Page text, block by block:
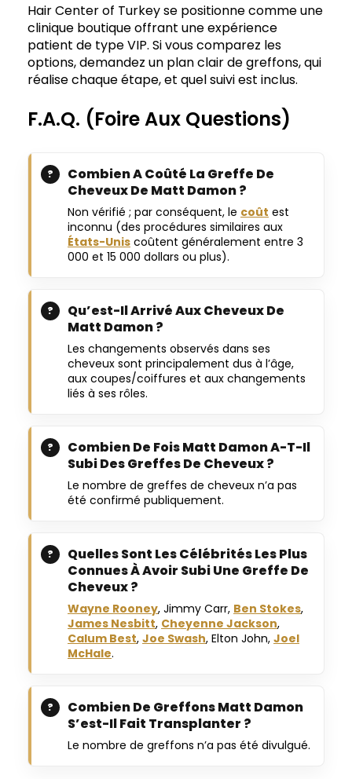
Hair Center of Turkey se positionne comme une
clinique boutique offrant une expérience
patient de type VIP. Si vous comparez les
options, demandez un plan clair de greffons, qui
réalise chaque étape, et quel suivi est inclus.
F.A.Q. (Foire Aux Questions)
Combien A Coûté La Greffe De
Cheveux De Matt Damon ?
Non vérifié ; par conséquent, le coût est
inconnu (des procédures similaires aux
États-Unis coûtent généralement entre 3
000 et 15 000 dollars ou plus).
Qu’est-Il Arrivé Aux Cheveux De
Matt Damon ?
Les changements observés dans ses
cheveux sont principalement dus à l’âge,
aux coupes/coiffures et aux changements
liés à ses rôles.
Combien De Fois Matt Damon A-T-Il
Subi Des Greffes De Cheveux ?
Le nombre de greffes de cheveux n’a pas
été confirmé publiquement.
Quelles Sont Les Célébrités Les Plus
Connues À Avoir Subi Une Greffe De
Cheveux ?
Wayne Rooney, Jimmy Carr, Ben Stokes,
James Nesbitt, Cheyenne Jackson,
Calum Best, Joe Swash, Elton John, Joel
McHale.
Combien De Greffons Matt Damon
S’est-Il Fait Transplanter ?
Le nombre de greffons n’a pas été divulgué.